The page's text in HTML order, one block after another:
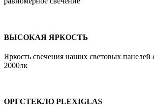
ВЫСОКАЯ ЯРКОСТЬ
Яркость свечения наших световых панелей
2000лк
ОРГСТЕКЛО PLEXIGLAS